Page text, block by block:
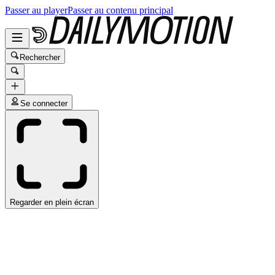
Passer au playerPasser au contenu principal
Rechercher
Se connecter
Regarder en plein écran